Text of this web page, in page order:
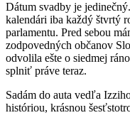
Dátum svadby je
kalendári iba každý štvrtý
parlamentu. Pred sebou
zodpovedných občanov
odvolila ešte o siedmej
splniť práve teraz.
Sadám do auta vedľa
históriou, krásnou